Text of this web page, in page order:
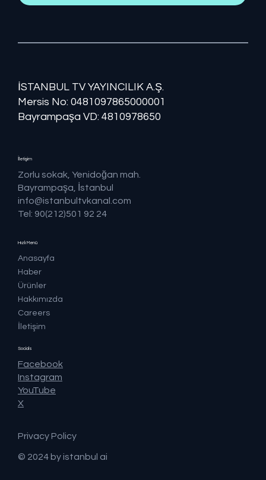
İSTANBUL TV YAYINCILIK A.Ş.
Mersis No: ​​0481097865000001
Bayrampaşa VD: 4810978650
Hızlı Menü
Anasayfa
Haber
Ürünler
Hakkımızda
Careers
İletişim
İletişim
Zorlu sokak, Yenidoğan mah.
Bayrampaşa, İstanbul
info@istanbultvkanal.com
Tel: 90(212)501 92 24
Socials
Facebook
Instagram
YouTube
X
© 2024 by istanbul ai
Privacy Policy